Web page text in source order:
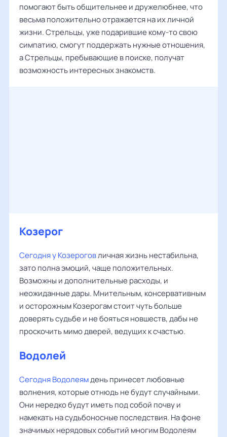
помогают быть общительнее и дружелюбнее, что
весьма положительно отражается на их личной
жизни. Стрельцы, уже подарившие кому-то свою
симпатию, смогут поддержать нужные отношения,
а Стрельцы, пребывающие в поиске, получат
возможность интересных знакомств.
Козерог
Сегодня у Козероговличная жизнь нестабильна,
зато полна эмоций, чаще положительных.
Возможны и дополнительные расходы, и
неожиданные дары. Мнительным, консервативным
и осторожным Козерогам стоит чуть больше
доверять судьбе и не бояться новшеств, дабы не
проскочить мимо дверей, ведущих к счастью.
Водолей
Сегодня Водолеямдень принесет любовные
волнения, которые отнюдь не будут случайными.
Они нередко будут иметь под собой почву и
намекать на судьбоносные последствия. На фоне
значимых нерядовых событий многим Водолеям